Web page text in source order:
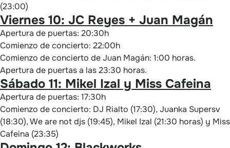
(23:00)
Viernes 10: JC Reyes + Juan Magán
Apertura de puertas: 20:30h
Comienzo de concierto: 22:00h
Comienzo de concierto de Juan Magán: 1:00 horas.
Apertura de puertas a las 23:30 horas.
Sábado 11: Mikel Izal y Miss Cafeina
Apertura de puertas: 17:30h
Comienzo de concierto: DJ Rialto (17:30), Juanka Supersv
(18:30), We are not djs (19:45), Mikel Izal (21:30 horas) y Miss
Cafeina (23:35)